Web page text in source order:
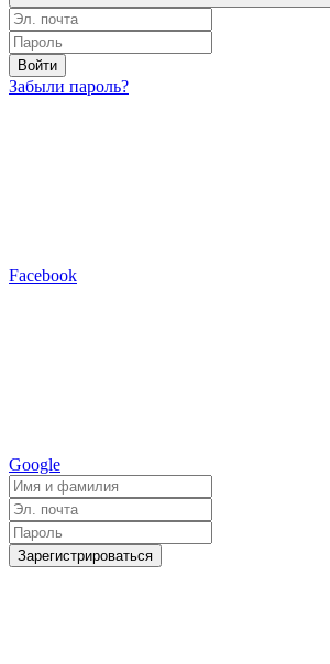
Войти
Забыли пароль?
Facebook
Google
Зарегистрироваться